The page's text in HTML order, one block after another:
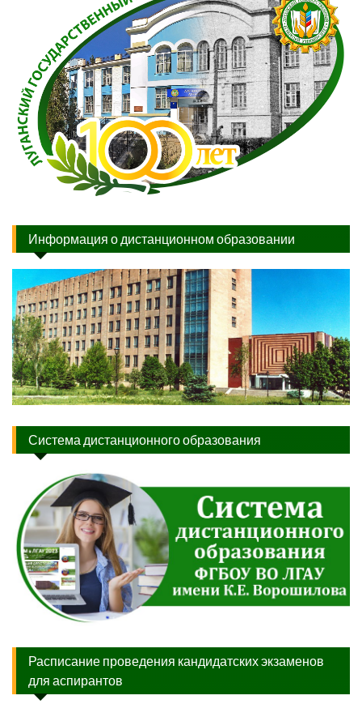
Информация о дистанционном образовании
Система дистанционного образования
Расписание проведения кандидатских экзаменов
для аспирантов